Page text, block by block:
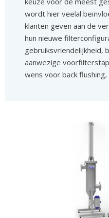
wordt hier veelal
klanten geven aan de
hun nieuwe
gebruiksvriendelijkheid,
aanwezige
wens voor back